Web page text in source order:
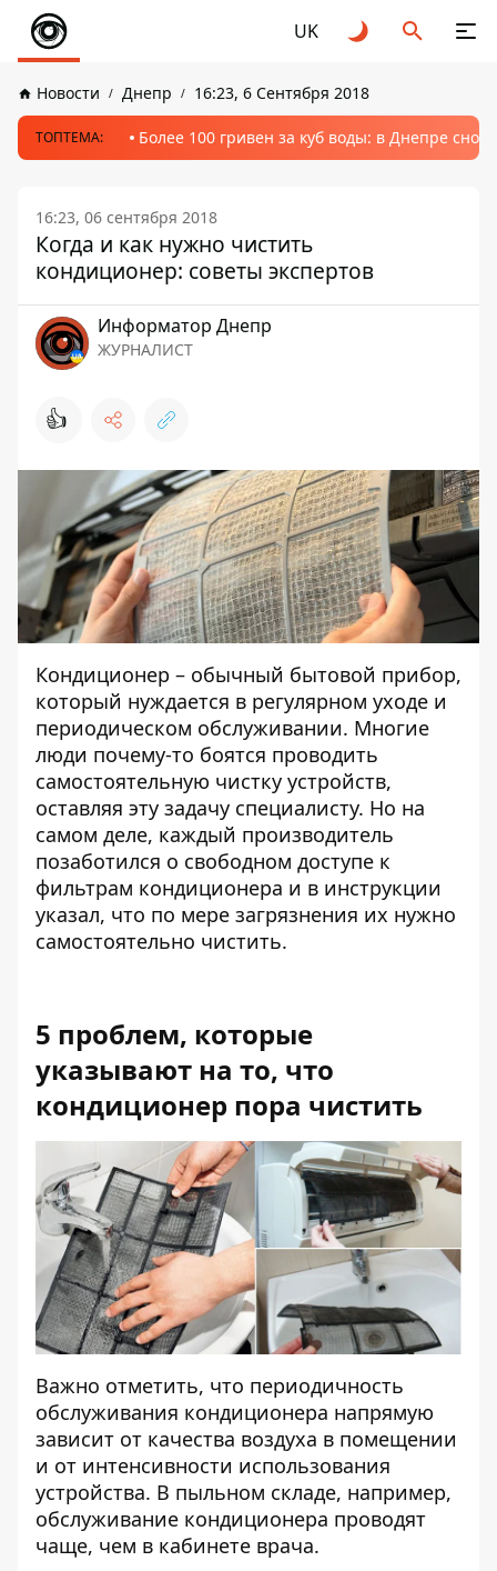
UK
Новости Днепр 16:23, 6 Сентября 2018
ТОПТЕМА: Более 100 гривен за куб воды: в Днепре
16:23, 06 сентября 2018
Когда и как нужно чистить
кондиционер: советы экспертов
Информатор Днепр
ЖУРНАЛИСТ
👍
Кондиционер – обычный бытовой прибор,
который нуждается в регулярном уходе и
периодическом обслуживании. Многие
люди почему-то боятся проводить
самостоятельную чистку устройств,
оставляя эту задачу специалисту. Но на
самом деле, каждый производитель
позаботился о свободном доступе к
фильтрам кондиционера и в инструкции
указал, что по мере загрязнения их нужно
самостоятельно чистить.
5 проблем, которые
указывают на то, что
кондиционер пора чистить
Важно отметить, что периодичность
обслуживания кондиционера напрямую
зависит от качества воздуха в помещении
и от интенсивности использования
устройства. В пыльном складе, например,
обслуживание кондиционера проводят
чаще, чем в кабинете врача.